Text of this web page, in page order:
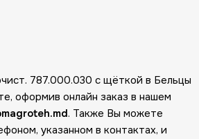
787.000.030 с щёткой в Бельцы
оформив онлайн заказ в нашем
. Также Вы можете
указанном в контактах, и